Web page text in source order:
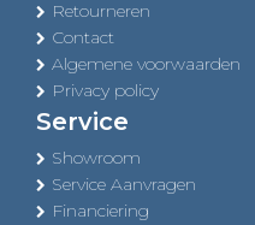
Retourneren
Contact
Algemene voorwaarden
Privacy policy
Service
Showroom
Service Aanvragen
Financiering